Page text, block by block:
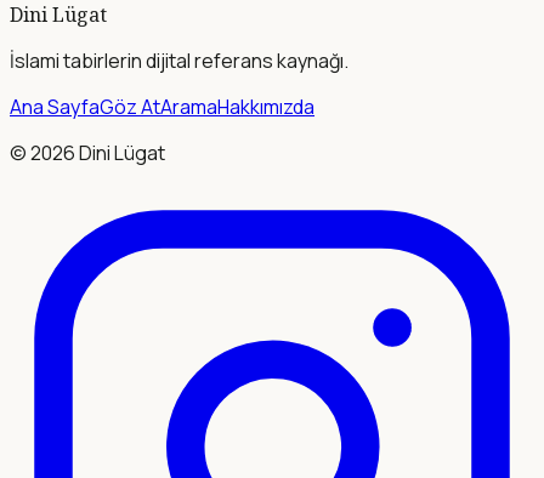
Dini Lügat
İslami tabirlerin dijital referans kaynağı.
Ana SayfaGöz AtAramaHakkımızda
©2026Dini Lügat